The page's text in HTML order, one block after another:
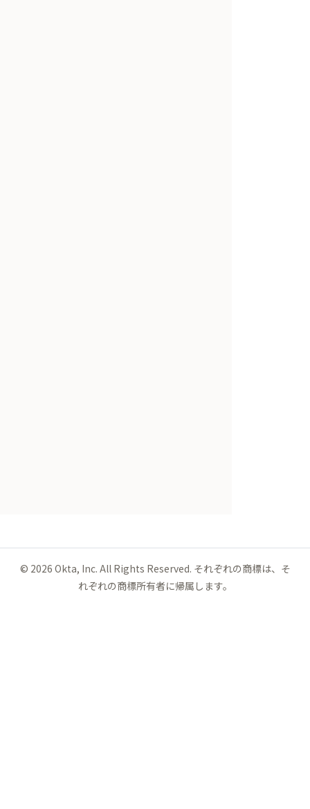
© 2026 Okta, Inc. All Rights Reserved. それぞれの商標は、そ
れぞれの商標所有者に帰属します。